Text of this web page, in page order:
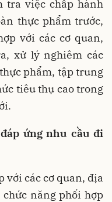
tra việc chấp hành
thực phẩm trước,
với các cơ quan,
xử lý nghiêm các
phẩm, tập trung
tiêu thụ cao trong
ứng nhu cầu đi
với các cơ quan, địa
năng phối hợp